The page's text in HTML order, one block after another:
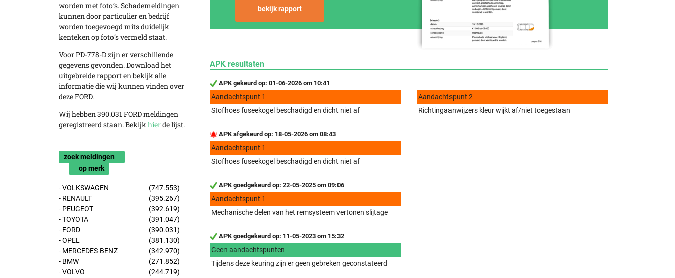
worden met foto’s. Schademeldingen
kunnen door particulier en bedrijf
worden toegevoegd mits duidelijk
kenteken op foto’s vermeld staat.
Voor PD-778-D zijn er verschillende
gegevens gevonden. Download het
uitgebreide rapport en bekijk alle
informatie die wij kunnen vinden over
deze FORD.
Wij hebben 390.031 FORD meldingen
geregistreerd staan. Bekijkhierde lijst.
zoek meldingen
op merk
- VOLKSWAGEN
(747.553)
- RENAULT
(395.267)
- PEUGEOT
(392.619)
- TOYOTA
(391.047)
- FORD
(390.031)
- OPEL
(381.130)
- MERCEDES-BENZ
(342.970)
- BMW
(271.852)
- VOLVO
(244.719)
bekijk rapport
APK resultaten
APK gekeurd op: 01-06-2026 om 10:41
Aandachtspunt 1
Stofhoes fuseekogel beschadigd en dicht niet af
Aandachtspunt 2
Richtingaanwijzers kleur wijkt af/niet toegestaan
APK afgekeurd op: 18-05-2026 om 08:43
Aandachtspunt 1
Stofhoes fuseekogel beschadigd en dicht niet af
APK goedgekeurd op: 22-05-2025 om 09:06
Aandachtspunt 1
Mechanische delen van het remsysteem vertonen slijtage
APK goedgekeurd op: 11-05-2023 om 15:32
Geen aandachtspunten
Tijdens deze keuring zijn er geen gebreken geconstateerd